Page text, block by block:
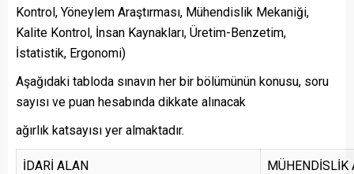
Kontrol, Yöneylem Araştırması, Mühendislik Mekaniği,
Kalite Kontrol, İnsan Kaynakları, Üretim-Benzetim,
İstatistik, Ergonomi)
Aşağıdaki tabloda sınavın her bir bölümünün konusu, soru
sayısı ve puan hesabında dikkate alınacak
ağırlık katsayısı yer almaktadır.
İDARİ ALAN MÜHENDİSLİK